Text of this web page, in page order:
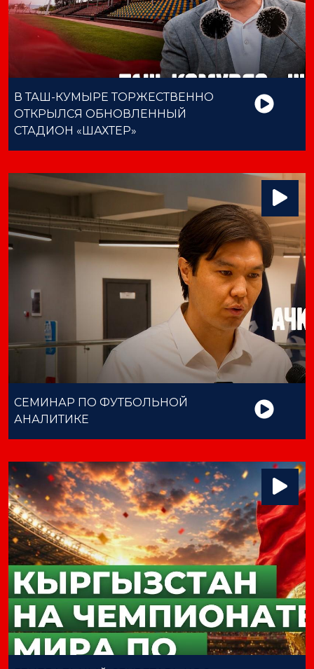
В ТАШ-КУМЫРЕ ТОРЖЕСТВЕННО
ОТКРЫЛСЯ ОБНОВЛЕННЫЙ
СТАДИОН «ШАХТЕР»
СЕМИНАР ПО ФУТБОЛЬНОЙ
АНАЛИТИКЕ